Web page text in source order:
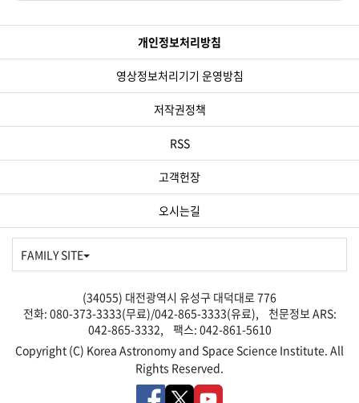
※ 가점계산 방법 : 법정가점, 선택가점(장애인, 저소득층, 여성과학기
구분
일정
비고
2023.09.01.(금)~2023.09.18.(월)
2. 지원서 적격성 검토
2023.09.19(화)~2022.09.22(금)
통합필기전형 대상자 발표일2023.10.4(수) 18:00(KST)
3. 1차 전형(필기전형)
2023.10.7(토)
2023.10.18(수)
4. 2차 전형(서류전형)
2023.10~2023.11 中
2023.11 中
4. 3차 전형(면접전형)
2023.11~2023.12 中
2023.12.13(수)
5. 임용예정일
2023.12.16(토)
※국가과학기술연구회 공동채용 시행
가. 지원자가 저조할 경우(2배수 미만)에는 접수마감일 이후 재공고를
다. 채용의 투명성과 공정성을 확보하기 위해 전체 과정에 감사인의 입
라. 전형별 장소
- 2차 전형(필기): 서울, 대전 실시 예정(상세 장소 추후 안내)
- 3차 전형(면접): 대전 본원(단, 코로나 19 확산 등에 따라 필요 시 화상(
전형 단계별 평가기준 및 합격자 선정 방법
개인정보처리방침
영상정보처리기기 운영방침
저작권정책
RSS
고객헌장
오시는길
FAMILY SITE
(34055) 대전광역시 유성구 대덕대로 776
전화: 080-373-3333(무료)/042-865-3333(유료), 천문정보 ARS:
042-865-3332, 팩스: 042-861-5610
Copyright (C) Korea Astronomy and Space Science Institute. All
Rights Reserved.